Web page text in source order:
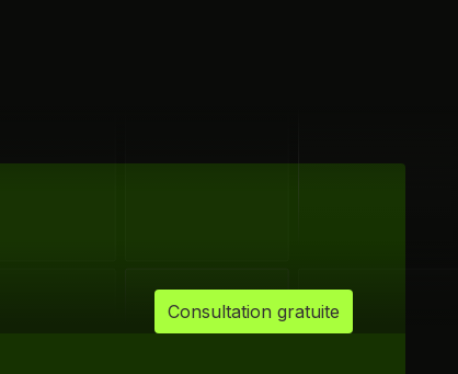
Consultation gratuite